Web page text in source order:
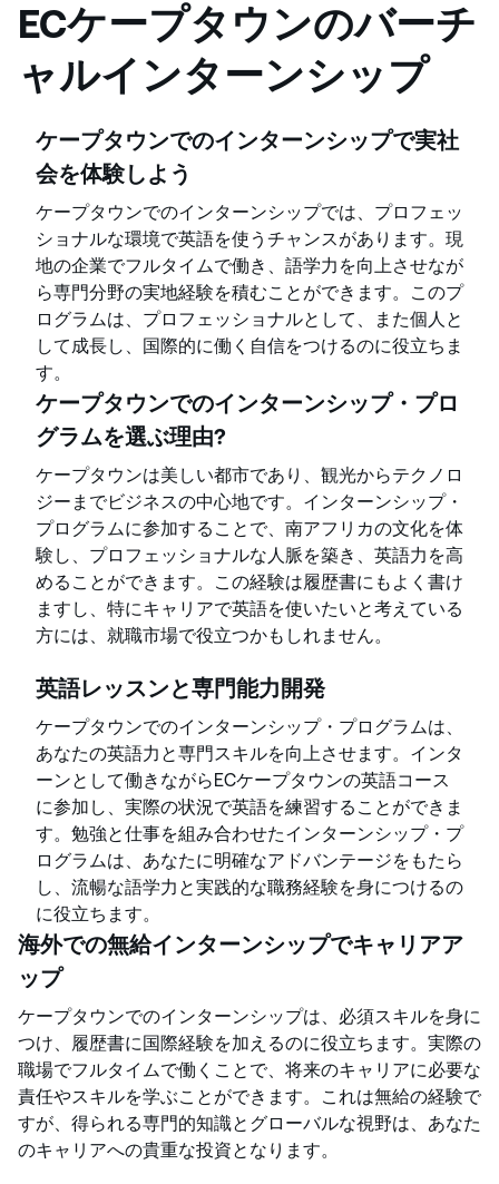
ECケープタウンのバーチ
ャルインターンシップ
ケープタウンでのインターンシップで実社
会を体験しよう
ケープタウンでのインターンシップでは、プロフェッ
ショナルな環境で英語を使うチャンスがあります。現
地の企業でフルタイムで働き、語学力を向上させなが
ら専門分野の実地経験を積むことができます。このプ
ログラムは、プロフェッショナルとして、また個人と
して成長し、国際的に働く自信をつけるのに役立ちま
す。
ケープタウンでのインターンシップ・プロ
グラムを選ぶ理由?
ケープタウンは美しい都市であり、観光からテクノロ
ジーまでビジネスの中心地です。インターンシップ・
プログラムに参加することで、南アフリカの文化を体
験し、プロフェッショナルな人脈を築き、英語力を高
めることができます。この経験は履歴書にもよく書け
ますし、特にキャリアで英語を使いたいと考えている
方には、就職市場で役立つかもしれません。
英語レッスンと専門能力開発
ケープタウンでのインターンシップ・プログラムは、
あなたの英語力と専門スキルを向上させます。インタ
ーンとして働きながらECケープタウンの英語コース
に参加し、実際の状況で英語を練習することができま
す。勉強と仕事を組み合わせたインターンシップ・プ
ログラムは、あなたに明確なアドバンテージをもたら
し、流暢な語学力と実践的な職務経験を身につけるの
に役立ちます。
海外での無給インターンシップでキャリアア
ップ
ケープタウンでのインターンシップは、必須スキルを身に
つけ、履歴書に国際経験を加えるのに役立ちます。実際の
職場でフルタイムで働くことで、将来のキャリアに必要な
責任やスキルを学ぶことができます。これは無給の経験で
すが、得られる専門的知識とグローバルな視野は、あなた
のキャリアへの貴重な投資となります。